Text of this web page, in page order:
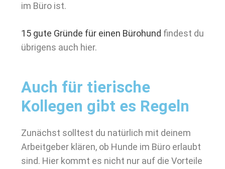
im Büro ist.
15 gute Gründe für einen Bürohund findest du
übrigens auch hier.
Auch für tierische
Kollegen gibt es Regeln
Zunächst solltest du natürlich mit deinem
Arbeitgeber klären, ob Hunde im Büro erlaubt
sind. Hier kommt es nicht nur auf die Vorteile